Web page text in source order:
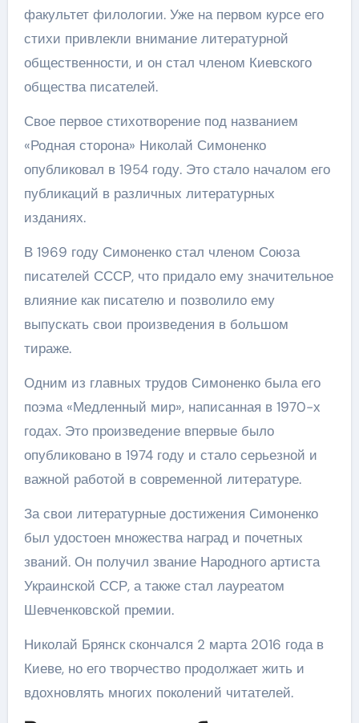
факультет филологии. Уже на первом курсе его
стихи привлекли внимание литературной
общественности, и он стал членом Киевского
общества писателей.
Свое первое стихотворение под названием
«Родная сторона» Николай Симоненко
опубликовал в 1954 году. Это стало началом его
публикаций в различных литературных
изданиях.
В 1969 году Симоненко стал членом Союза
писателей СССР, что придало ему значительное
влияние как писателю и позволило ему
выпускать свои произведения в большом
тираже.
Одним из главных трудов Симоненко была его
поэма «Медленный мир», написанная в 1970-х
годах. Это произведение впервые было
опубликовано в 1974 году и стало серьезной и
важной работой в современной литературе.
За свои литературные достижения Симоненко
был удостоен множества наград и почетных
званий. Он получил звание Народного артиста
Украинской ССР, а также стал лауреатом
Шевченковской премии.
Николай Брянск скончался 2 марта 2016 года в
Киеве, но его творчество продолжает жить и
вдохновлять многих поколений читателей.